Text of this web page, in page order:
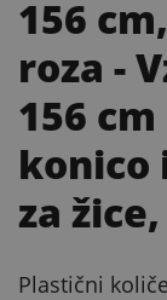
156
roza -
156
konico
za
Plastični